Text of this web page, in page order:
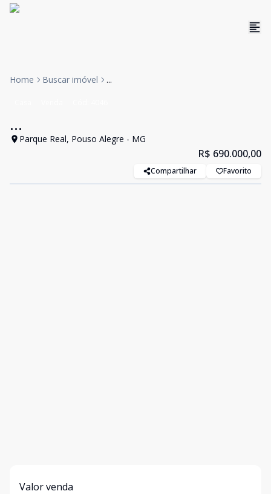
Home Buscar imóvel ...
...
Parque Real, Pouso Alegre - MG
R$ 690.000,00
Compartilhar Favorito
Valor venda